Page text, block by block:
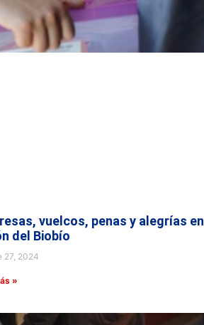
vuelcos, penas y alegrías en
del Biobío
27, 2024
»